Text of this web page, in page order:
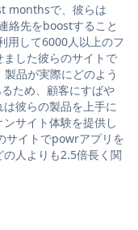
monthsで、彼らは
絡先をboostすること
して6000人以上のフ
した彼らのサイトで
品が実際にどのよう
ため、顧客にすばや
彼らの製品を上手に
サイト体験を提供し
サイトでpowrアプリを
人よりも2.5倍長く関